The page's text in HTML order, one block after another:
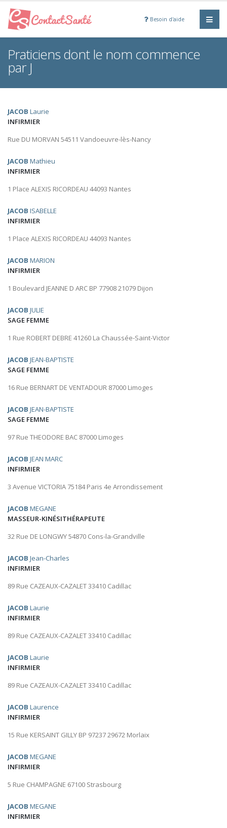
Besoin d'aide
Praticiens dont le nom commence
par J
JACOB Laurie
INFIRMIER
Rue DU MORVAN 54511 Vandoeuvre-lès-Nancy
JACOB Mathieu
INFIRMIER
1 Place ALEXIS RICORDEAU 44093 Nantes
JACOB ISABELLE
INFIRMIER
1 Place ALEXIS RICORDEAU 44093 Nantes
JACOB MARION
INFIRMIER
1 Boulevard JEANNE D ARC BP 77908 21079 Dijon
JACOB JULIE
SAGE FEMME
1 Rue ROBERT DEBRE 41260 La Chaussée-Saint-Victor
JACOB JEAN-BAPTISTE
SAGE FEMME
16 Rue BERNART DE VENTADOUR 87000 Limoges
JACOB JEAN-BAPTISTE
SAGE FEMME
97 Rue THEODORE BAC 87000 Limoges
JACOB JEAN MARC
INFIRMIER
3 Avenue VICTORIA 75184 Paris 4e Arrondissement
JACOB MEGANE
MASSEUR-KINÉSITHÉRAPEUTE
32 Rue DE LONGWY 54870 Cons-la-Grandville
JACOB Jean-Charles
INFIRMIER
89 Rue CAZEAUX-CAZALET 33410 Cadillac
JACOB Laurie
INFIRMIER
89 Rue CAZEAUX-CAZALET 33410 Cadillac
JACOB Laurie
INFIRMIER
89 Rue CAZEAUX-CAZALET 33410 Cadillac
JACOB Laurence
INFIRMIER
15 Rue KERSAINT GILLY BP 97237 29672 Morlaix
JACOB MEGANE
INFIRMIER
5 Rue CHAMPAGNE 67100 Strasbourg
JACOB MEGANE
INFIRMIER